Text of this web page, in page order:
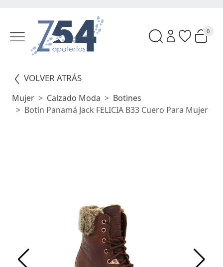
0
VOLVER ATRÁS
Mujer Calzado Moda
Botines
Botín Panamá Jack FELICIA B33 Cuero Para Mujer